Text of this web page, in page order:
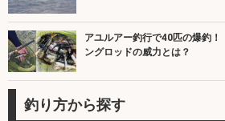
アユルアー釣行で40匹の爆釣！
ングロッドの威力とは？
釣り方から探す